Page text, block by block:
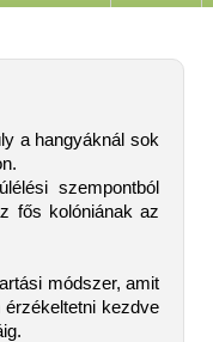
a hangyáknál sok
szempontból
fős kolóniának az
módszer, amit
érzékeltetni kezdve